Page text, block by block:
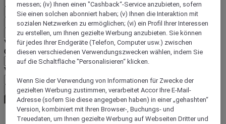
Mein Land und meine Sprache bestätigen
EUR (€)
Zurück
Währung unten auswählen
Geografische Zone
Währung
Meine Währung bestätigen
messen; (iv) Ihnen einen "Cashback“-Service anzubieten, sofern
Sie einen solchen abonniert haben; (v) Ihnen die Interaktion mit
sozialen Netzwerken zu ermöglichen; (vi) ein Profil Ihrer Interessen
zu erstellen, um Ihnen gezielte Werbung anzubieten. Sie können
für jedes Ihrer Endgeräte (Telefon, Computer usw.) zwischen
diesen verschiedenen Verwendungszwecken wählen, indem Sie
auf die Schaltfläche "Personalisieren“ klicken.
Wenn Sie der Verwendung von Informationen für Zwecke der
gezielten Werbung zustimmen, verarbeitet Accor Ihre E-Mail-
Adresse (sofern Sie diese angegeben haben) in einer „gehashten“
Version, kombiniert mit Ihren Browser-, Buchungs- und
Treuedaten, um Ihnen gezielte Werbung auf Webseiten Dritter und